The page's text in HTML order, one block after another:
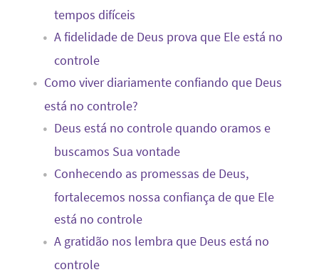
tempos difíceis
A fidelidade de Deus prova que Ele está no
controle
Como viver diariamente confiando que Deus
está no controle?
Deus está no controle quando oramos e
buscamos Sua vontade
Conhecendo as promessas de Deus,
fortalecemos nossa confiança de que Ele
está no controle
A gratidão nos lembra que Deus está no
controle